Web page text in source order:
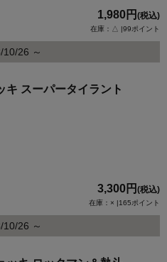
1,980円 (税込)
在庫：△ |99ポイント
10/26 ～
キ スーパータイラント
3,300円 (税込)
在庫：× |165ポイント
10/26 ～